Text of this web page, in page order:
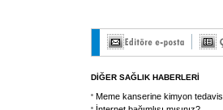
DİĞER SAĞLIK HABERLERİ
Meme kanserine kimyon